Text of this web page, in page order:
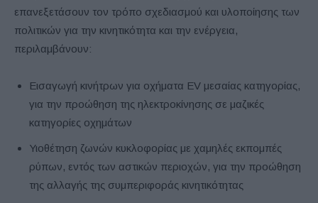
επανεξετάσουν τον τρόπο σχεδιασμού και υλοποίησης των
πολιτικών για την κινητικότητα και την ενέργεια,
περιλαμβάνουν:
Εισαγωγή κινήτρων για οχήματα EV μεσαίας κατηγορίας,
για την προώθηση της ηλεκτροκίνησης σε μαζικές
κατηγορίες οχημάτων
Υιοθέτηση ζωνών κυκλοφορίας με χαμηλές εκπομπές
ρύπων, εντός των αστικών περιοχών, για την προώθηση
της αλλαγής της συμπεριφοράς κινητικότητας